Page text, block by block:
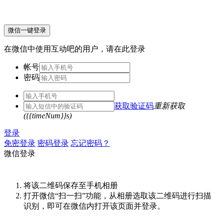
微信一键登录
在微信中使用互动吧的用户，请在此登录
帐号
密码
获取验证码重新获取
({{timeNum}}s)
登录
免密登录 密码登录 忘记密码？
微信登录
将该二维码保存至手机相册
打开微信“扫一扫”功能，从相册选取该二维码进行扫描
识别，即可在微信内打开该页面并登录。